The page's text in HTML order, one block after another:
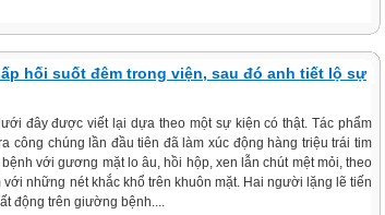
hối suốt đêm trong viện, sau đó anh tiết lộ sự
đây được viết lại dựa theo một sự kiện có thật. Tác phẩm
công chúng lần đầu tiên đã làm xúc động hàng triệu trái tim
với gương mặt lo âu, hồi hộp, xen lẫn chút mệt mỏi, theo
những nét khắc khổ trên khuôn mặt. Hai người lặng lẽ tiến
động trên giường bệnh....